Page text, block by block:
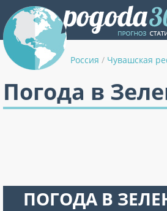
Россия / Чувашская
Погода в
ПОГОДА В